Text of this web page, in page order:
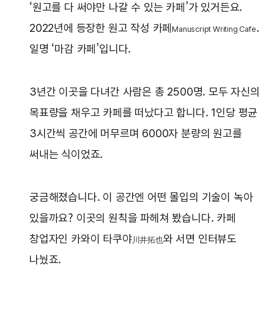
‘원고를 다 써야만 나갈 수 있는 카페’가 있거든요.
2022년에 등장한 원고 작성 카페Manuscript Writing Cafe.
일명 ‘마감 카페’입니다.
3년간 이곳을 다녀간 사람은 총 2500명. 모두 자신의
목표량을 채우고 카페를 떠났다고 합니다. 1인당 평균
3시간씩 공간에 머무르며 6000자 분량의 원고를
써내는 식이었죠.
궁금해졌습니다. 이 공간엔 어떤 몰입의 기술이 녹아
있을까요? 이곳의 원칙을 파헤쳐 봤습니다. 카페
창업자인 카와이 타쿠야川井拓也와 서면 인터뷰도
나눴죠.